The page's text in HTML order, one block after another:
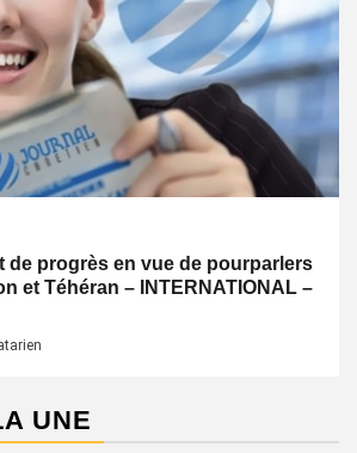
de progrès en vue de pourparlers
et Téhéran – INTERNATIONAL –
UNE